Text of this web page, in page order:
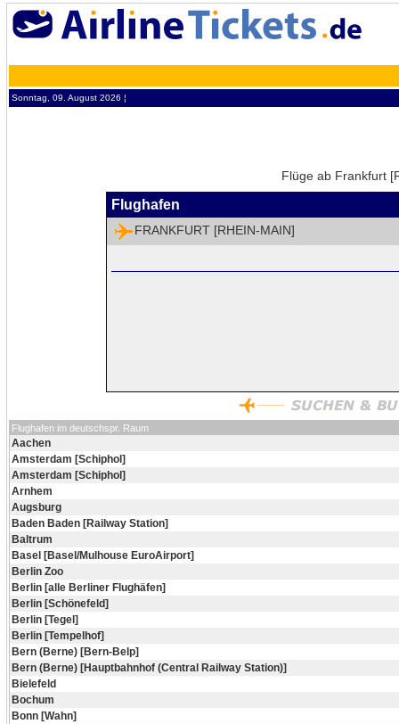
Sonntag, 09. August 2026 ¦
Flüge ab Frankfurt
Flughafen
FRANKFURT [RHEIN-MAIN]
Flughafen im deutschspr. Raum
Aachen
Amsterdam [Schiphol]
Amsterdam [Schiphol]
Arnhem
Augsburg
Baden Baden [Railway Station]
Baltrum
Basel [Basel/Mulhouse EuroAirport]
Berlin Zoo
Berlin [alle Berliner Flughäfen]
Berlin [Schönefeld]
Berlin [Tegel]
Berlin [Tempelhof]
Bern (Berne) [Bern-Belp]
Bern (Berne) [Hauptbahnhof (Central Railway Station)]
Bielefeld
Bochum
Bonn [Wahn]